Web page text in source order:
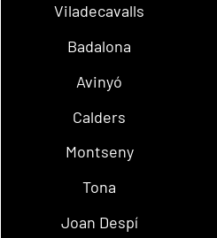
Viladecavalls
Badalona
Avinyó
Calders
Montseny
Tona
Joan Despí